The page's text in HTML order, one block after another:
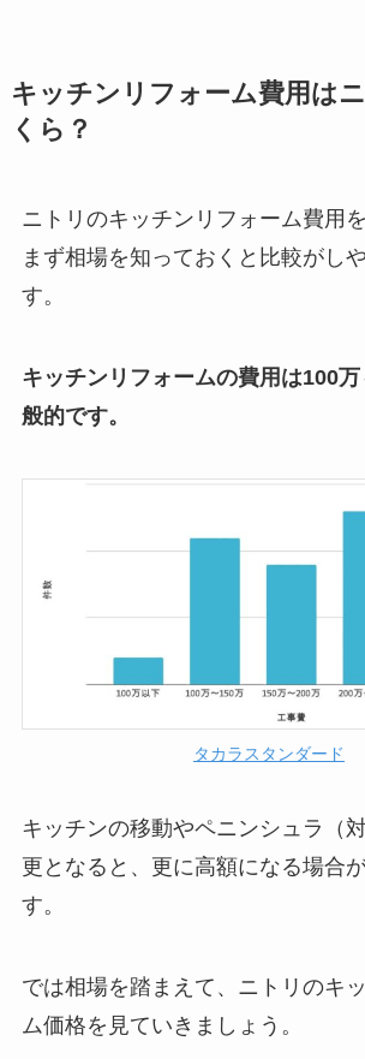
キッチンリフォーム費用は
くら？
ニトリのキッチンリフォーム費用
まず相場を知っておくと比較がし
す。
キッチンリフォームの費用は100
般的です。
タカラスタンダード
キッチンの移動やペニンシュラ（
更となると、更に高額になる場合
す。
では相場を踏まえて、ニトリのキ
ム価格を見ていきましょう。